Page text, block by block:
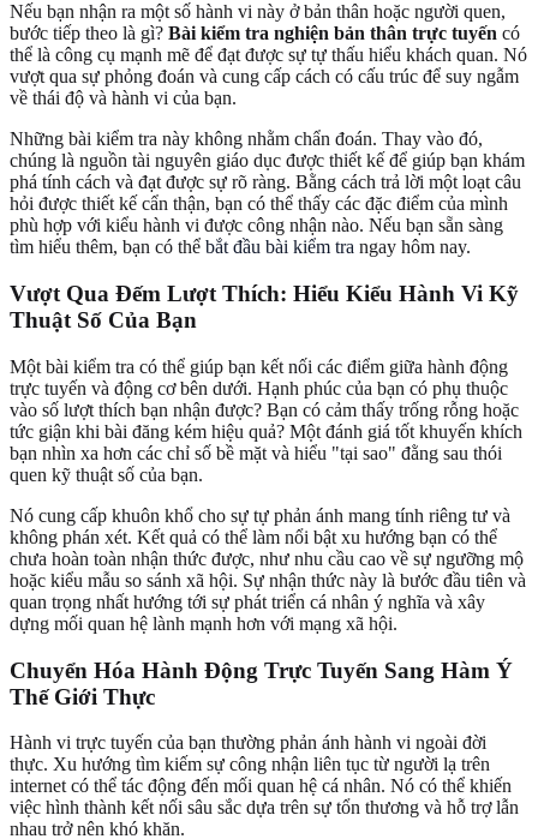
Nếu bạn nhận ra một số hành vi này ở bản thân hoặc người quen,
bước tiếp theo là gì? Bài kiểm tra nghiện bản thân trực tuyến có
thể là công cụ mạnh mẽ để đạt được sự tự thấu hiểu khách quan. Nó
vượt qua sự phỏng đoán và cung cấp cách có cấu trúc để suy ngẫm
về thái độ và hành vi của bạn.
Những bài kiểm tra này không nhằm chẩn đoán. Thay vào đó,
chúng là nguồn tài nguyên giáo dục được thiết kế để giúp bạn khám
phá tính cách và đạt được sự rõ ràng. Bằng cách trả lời một loạt câu
hỏi được thiết kế cẩn thận, bạn có thể thấy các đặc điểm của mình
phù hợp với kiểu hành vi được công nhận nào. Nếu bạn sẵn sàng
tìm hiểu thêm, bạn có thể bắt đầu bài kiểm tra ngay hôm nay.
Vượt Qua Đếm Lượt Thích: Hiểu Kiểu Hành Vi Kỹ
Thuật Số Của Bạn
Một bài kiểm tra có thể giúp bạn kết nối các điểm giữa hành động
trực tuyến và động cơ bên dưới. Hạnh phúc của bạn có phụ thuộc
vào số lượt thích bạn nhận được? Bạn có cảm thấy trống rỗng hoặc
tức giận khi bài đăng kém hiệu quả? Một đánh giá tốt khuyến khích
bạn nhìn xa hơn các chỉ số bề mặt và hiểu "tại sao" đằng sau thói
quen kỹ thuật số của bạn.
Nó cung cấp khuôn khổ cho sự tự phản ánh mang tính riêng tư và
không phán xét. Kết quả có thể làm nổi bật xu hướng bạn có thể
chưa hoàn toàn nhận thức được, như nhu cầu cao về sự ngưỡng mộ
hoặc kiểu mẫu so sánh xã hội. Sự nhận thức này là bước đầu tiên và
quan trọng nhất hướng tới sự phát triển cá nhân ý nghĩa và xây
dựng mối quan hệ lành mạnh hơn với mạng xã hội.
Chuyển Hóa Hành Động Trực Tuyến Sang Hàm Ý
Thế Giới Thực
Hành vi trực tuyến của bạn thường phản ánh hành vi ngoài đời
thực. Xu hướng tìm kiếm sự công nhận liên tục từ người lạ trên
internet có thể tác động đến mối quan hệ cá nhân. Nó có thể khiến
việc hình thành kết nối sâu sắc dựa trên sự tổn thương và hỗ trợ lẫn
nhau trở nên khó khăn.